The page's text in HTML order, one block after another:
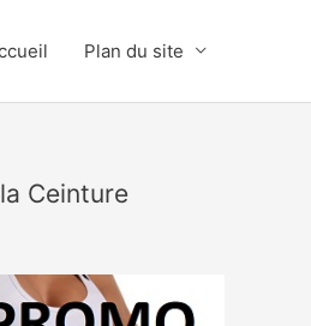
Plan du site
Ceinture